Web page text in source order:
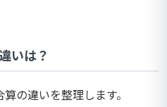
いは？
の違いを整理します。